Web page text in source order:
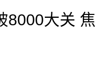
8000大关 焦